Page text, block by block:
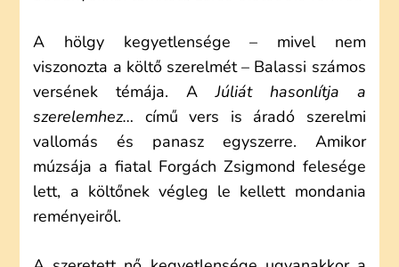
A hölgy kegyetlensége – mivel nem
viszonozta a költő szerelmét – Balassi számos
versének témája. AJúliát hasonlítja a
szerelemhez… című vers is áradó szerelmi
vallomás és panasz egyszerre. Amikor
múzsája a fiatal Forgách Zsigmond felesége
lett, a költőnek végleg le kellett mondania
reményeiről.